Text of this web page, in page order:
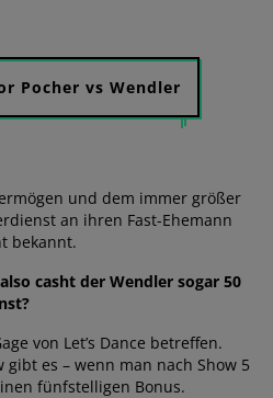
Pocher vs Wendler
und dem immer größer
an ihren Fast-Ehemann
bekannt.
casht der Wendler sogar 50
von Let’s Dance betreffen.
gibt es – wenn man nach Show 5
fünfstelligen Bonus.